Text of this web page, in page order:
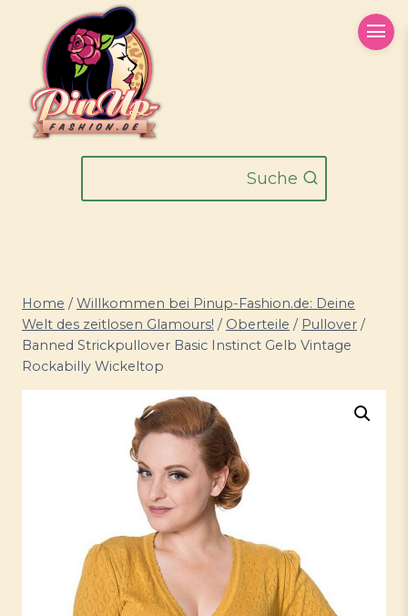
springen
Suche
Home / Willkommen bei Pinup-Fashion.de: Deine
Welt des zeitlosen Glamours! / Oberteile / Pullover /
Banned Strickpullover Basic Instinct Gelb Vintage
Rockabilly Wickeltop